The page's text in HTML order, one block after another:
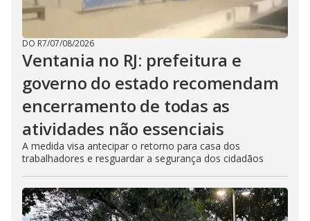
DO R7/07/08/2026
Ventania no RJ: prefeitura e
governo do estado recomendam
encerramento de todas as
atividades não essenciais
A medida visa antecipar o retorno para casa dos
trabalhadores e resguardar a segurança dos cidadãos